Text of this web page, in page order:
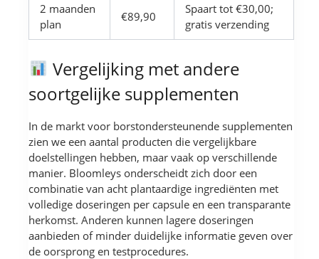
2 maanden
plan
€89,90
Spaart tot €30,00;
gratis verzending
Vergelijking met andere
soortgelijke supplementen
In de markt voor borstondersteunende supplementen
zien we een aantal producten die vergelijkbare
doelstellingen hebben, maar vaak op verschillende
manier. Bloomleys onderscheidt zich door een
combinatie van acht plantaardige ingrediënten met
volledige doseringen per capsule en een transparante
herkomst. Anderen kunnen lagere doseringen
aanbieden of minder duidelijke informatie geven over
de oorsprong en testprocedures.